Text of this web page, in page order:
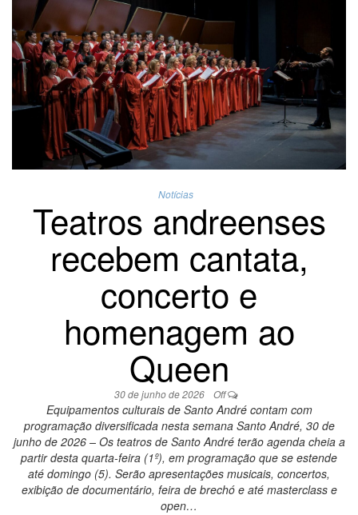
Notícias
Teatros andreenses
recebem cantata,
concerto e
homenagem ao
Queen
30 de junho de 2026 Off
Equipamentos culturais de Santo André contam com
programação diversificada nesta semana Santo André, 30 de
junho de 2026 – Os teatros de Santo André terão agenda cheia a
partir desta quarta-feira (1º), em programação que se estende
até domingo (5). Serão apresentações musicais, concertos,
exibição de documentário, feira de brechó e até masterclass e
open…